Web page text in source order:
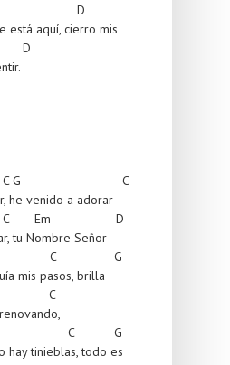
D
está aquí, cierro mis
G C
he venido a adorar
D
tu Nombre Señor
G
mis pasos, brilla
G
hay tinieblas, todo es